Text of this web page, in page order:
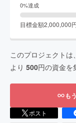
0%達成
目標金額2,000,000
このプロジェクトは、
より 500円の資金を
も
ポスト